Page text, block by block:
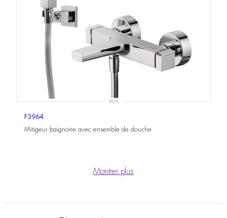
ZETA
F3964
Mitigeur baignoire avec ensemble de douche
Montrer plus